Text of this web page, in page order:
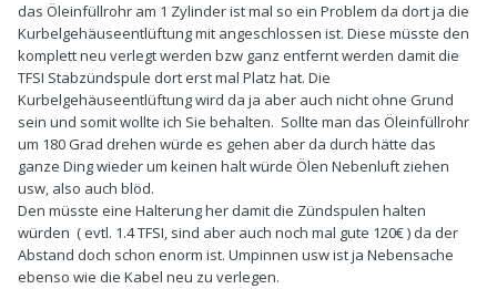
das Öleinfüllrohr am 1 Zylinder ist mal so ein Problem da dort ja die
Kurbelgehäuseentlüftung mit angeschlossen ist. Diese müsste den
komplett neu verlegt werden bzw ganz entfernt werden damit die
TFSI Stabzündspule dort erst mal Platz hat. Die
Kurbelgehäuseentlüftung wird da ja aber auch nicht ohne Grund
sein und somit wollte ich Sie behalten. Sollte man das Öleinfüllrohr
um 180 Grad drehen würde es gehen aber da durch hätte das
ganze Ding wieder um keinen halt würde Ölen Nebenluft ziehen
usw, also auch blöd.
Den müsste eine Halterung her damit die Zündspulen halten
würden ( evtl. 1.4 TFSI, sind aber auch noch mal gute 120€ ) da der
Abstand doch schon enorm ist. Umpinnen usw ist ja Nebensache
ebenso wie die Kabel neu zu verlegen.